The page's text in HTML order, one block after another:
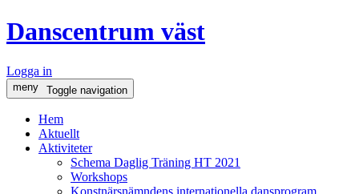
Danscentrum väst
Logga in
meny Toggle navigation
Hem
Aktuellt
Aktiviteter
Schema Daglig Träning HT 2021
Workshops
Konstnärsnämndens internationella dansprogram